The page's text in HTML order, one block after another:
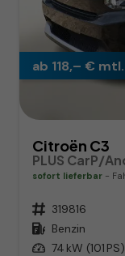
ab 118,– € mtl.
Citroën C3
sofort lieferbar
Fahrzeugnr. 319816
Kraftstoff Benzin
Leistung 74 kW (101 PS)